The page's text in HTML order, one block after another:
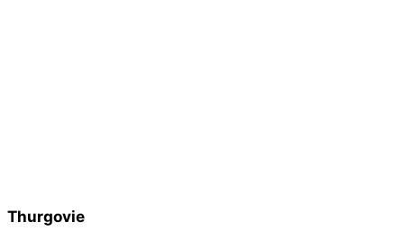
Thurgovie